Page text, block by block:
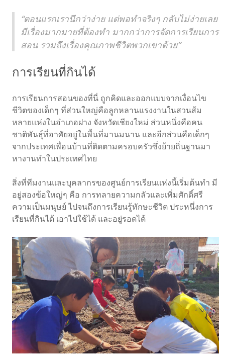
“ตอนแรกเรานึกว่าง่าย แต่พอทำจริงๆ กลับไม่ง่ายเลย
มีเรื่องมากมายที่ต้องทำ มากกว่าการจัดการเรียนการ
สอน รวมถึงเรื่องคุณภาพชีวิตพวกเขาด้วย”
การเรียนที่กินได้
การเรียนการสอนของที่นี่ ถูกคิดและออกแบบจากเงื่อนไข
ชีวิตของเด็กๆ ที่ส่วนใหญ่คือลูกหลานแรงงานในสวนส้ม
หลายแห่งในอำเภอฝาง จังหวัดเชียงใหม่ ส่วนหนึ่งคือคน
ชาติพันธุ์ที่อาศัยอยู่ในพื้นที่มานมนาน และอีกส่วนคือเด็กๆ
จากประเทศเพื่อนบ้านที่ติดตามครอบครัวซึ่งย้ายถิ่นฐานมา
หางานทำในประเทศไทย
สิ่งที่ทีมงานและบุคลากรของศูนย์การเรียนแห่งนี้เริ่มต้นทำ มี
อยู่สองข้อใหญ่ๆ คือ การทลายความกลัวและเพิ่มศักดิ์ศรี
ความเป็นมนุษย์ ไปจนถึงการเรียนรู้ทักษะชีวิต ประหนึ่งการ
เรียนที่กินได้ เอาไปใช้ได้ และอยู่รอดได้